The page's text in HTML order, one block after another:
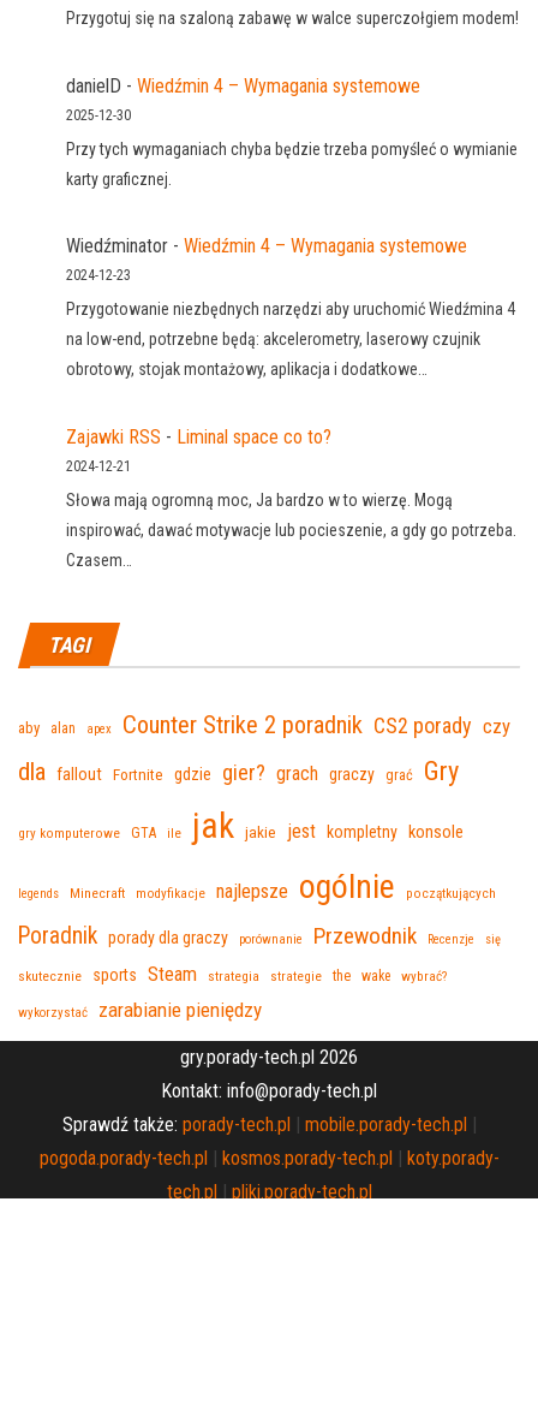
Przygotuj się na szaloną zabawę w walce superczołgiem modem!
danielD - Wiedźmin 4 – Wymagania systemowe
2025-12-30
Przy tych wymaganiach chyba będzie trzeba pomyśleć o wymianie
karty graficznej.
Wiedźminator - Wiedźmin 4 – Wymagania systemowe
2024-12-23
Przygotowanie niezbędnych narzędzi aby uruchomić Wiedźmina 4
na low-end, potrzebne będą: akcelerometry, laserowy czujnik
obrotowy, stojak montażowy, aplikacja i dodatkowe…
Zajawki RSS - Liminal space co to?
2024-12-21
Słowa mają ogromną moc, Ja bardzo w to wierzę. Mogą
inspirować, dawać motywacje lub pocieszenie, a gdy go potrzeba.
Czasem…
TAGI
aby alan apex Counter Strike 2 poradnik CS2 porady czy
dla fallout Fortnite gdzie gier? grach graczy grać Gry
gry komputerowe GTA ile jak jakie jest kompletny konsole
legends Minecraft modyfikacje najlepsze ogólnie początkujących
Poradnik porady dla graczy porównanie Przewodnik Recenzje się
skutecznie sports Steam strategia strategie the wake wybrać?
wykorzystać zarabianie pieniędzy
gry.porady-tech.pl 2026
Kontakt: info@porady-tech.pl
Sprawdź także: porady-tech.pl mobile.porady-tech.pl
pogoda.porady-tech.pl
kosmos.porady-tech.pl
koty.porady-
tech.pl
pliki.porady-tech.pl